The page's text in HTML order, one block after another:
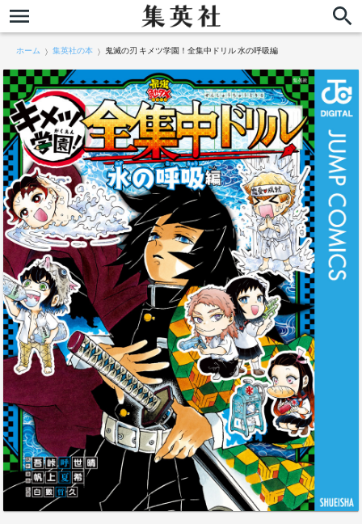
ホーム 集英社の本 鬼滅の刃 キメツ学園！全集中ドリル 水の呼吸編